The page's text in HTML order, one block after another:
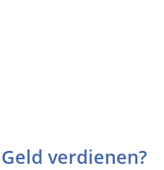
verdienen?